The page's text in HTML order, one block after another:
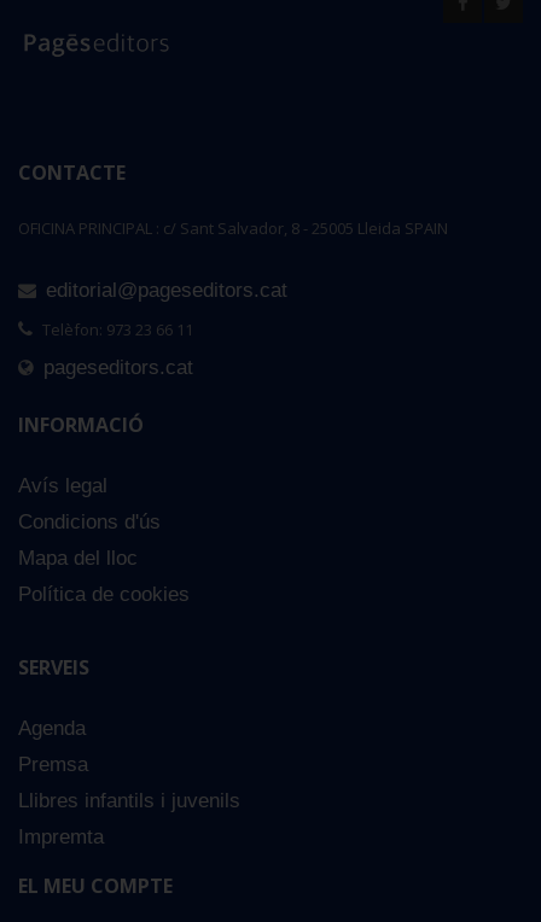
CONTACTE
OFICINA PRINCIPAL : c/ Sant Salvador, 8 - 25005 Lleida SPAIN
editorial@pageseditors.cat
Telèfon: 973 23 66 11
pageseditors.cat
INFORMACIÓ
Avís legal
Condicions d'ús
Mapa del lloc
Política de cookies
SERVEIS
Agenda
Premsa
Llibres infantils i juvenils
Impremta
EL MEU COMPTE